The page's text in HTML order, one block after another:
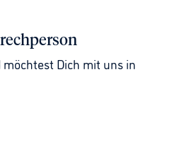
Dich mit uns in